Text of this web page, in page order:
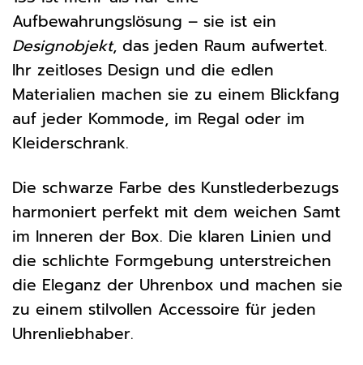
Aufbewahrungslösung – sie ist ein
Designobjekt, das jeden Raum aufwertet.
Ihr zeitloses Design und die edlen
Materialien machen sie zu einem Blickfang
auf jeder Kommode, im Regal oder im
Kleiderschrank.
Die schwarze Farbe des Kunstlederbezugs
harmoniert perfekt mit dem weichen Samt
im Inneren der Box. Die klaren Linien und
die schlichte Formgebung unterstreichen
die Eleganz der Uhrenbox und machen sie
zu einem stilvollen Accessoire für jeden
Uhrenliebhaber.